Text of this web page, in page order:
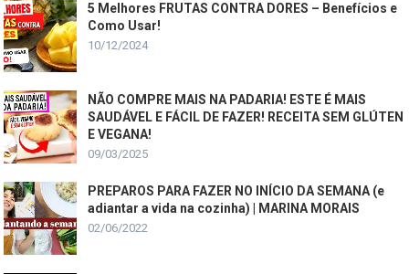
5 Melhores FRUTAS CONTRA DORES – Benefícios e
Como Usar!
10/12/2024
NÃO COMPRE MAIS NA PADARIA! ESTE É MAIS
SAUDÁVEL E FÁCIL DE FAZER! RECEITA SEM GLÚTEN
E VEGANA!
09/03/2025
PREPAROS PARA FAZER NO INÍCIO DA SEMANA (e
adiantar a vida na cozinha) | MARINA MORAIS
02/06/2022